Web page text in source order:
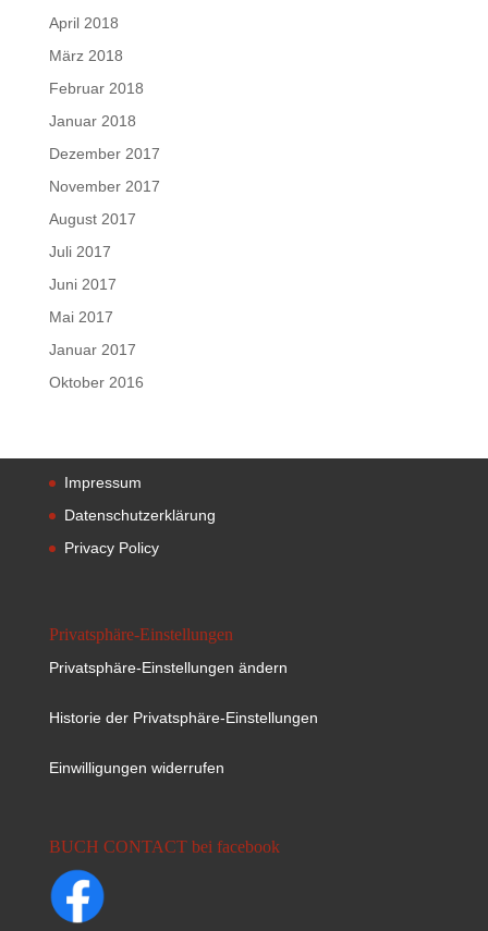
April 2018
März 2018
Februar 2018
Januar 2018
Dezember 2017
November 2017
August 2017
Juli 2017
Juni 2017
Mai 2017
Januar 2017
Oktober 2016
Impressum
Datenschutzerklärung
Privacy Policy
Privatsphäre-Einstellungen
Privatsphäre-Einstellungen ändern
Historie der Privatsphäre-Einstellungen
Einwilligungen widerrufen
BUCH CONTACT bei facebook